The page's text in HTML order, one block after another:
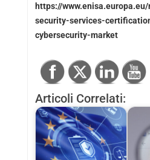
https://
security-services-
cybersecurity-market
Articoli Correlati: